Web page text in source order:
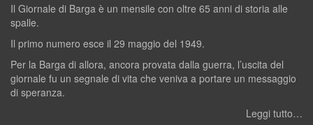
Il Giornale di Barga è un mensile con oltre 65 anni di storia alle
spalle.
Il primo numero esce il 29 maggio del 1949.
Per la Barga di allora, ancora provata dalla guerra, l’uscita del
giornale fu un segnale di vita che veniva a portare un messaggio
di speranza.
Leggi tutto…